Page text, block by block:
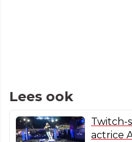
Lees ook
Twitch-
actrice